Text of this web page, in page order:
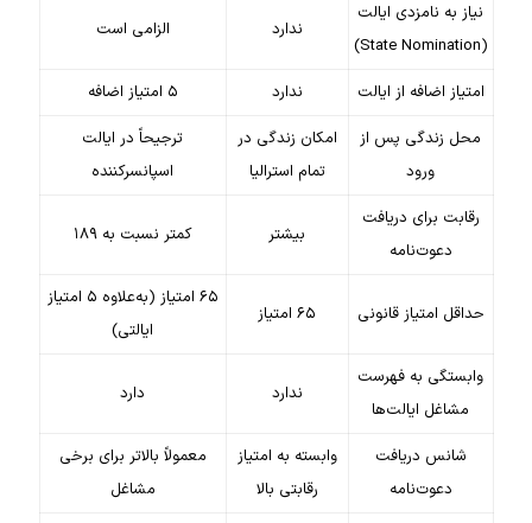
نیاز به نامزدی ایالت
(State Nomination)
ندارد الزامی است
امتیاز اضافه از ایالت ندارد
۵ امتیاز اضافه
محل زندگی پس از
ورود
امکان زندگی در
تمام استرالیا
ترجیحاً در ایالت
اسپانسرکننده
رقابت برای دریافت
دعوت‌نامه
بیشتر کمتر نسبت به ۱۸۹
حداقل امتیاز قانونی ۶۵ امتیاز
۶۵ امتیاز (به‌علاوه ۵ امتیاز
ایالتی)
وابستگی به فهرست
مشاغل ایالت‌ها
ندارد دارد
شانس دریافت
دعوت‌نامه
وابسته به امتیاز
رقابتی بالا
معمولاً بالاتر برای برخی
مشاغل